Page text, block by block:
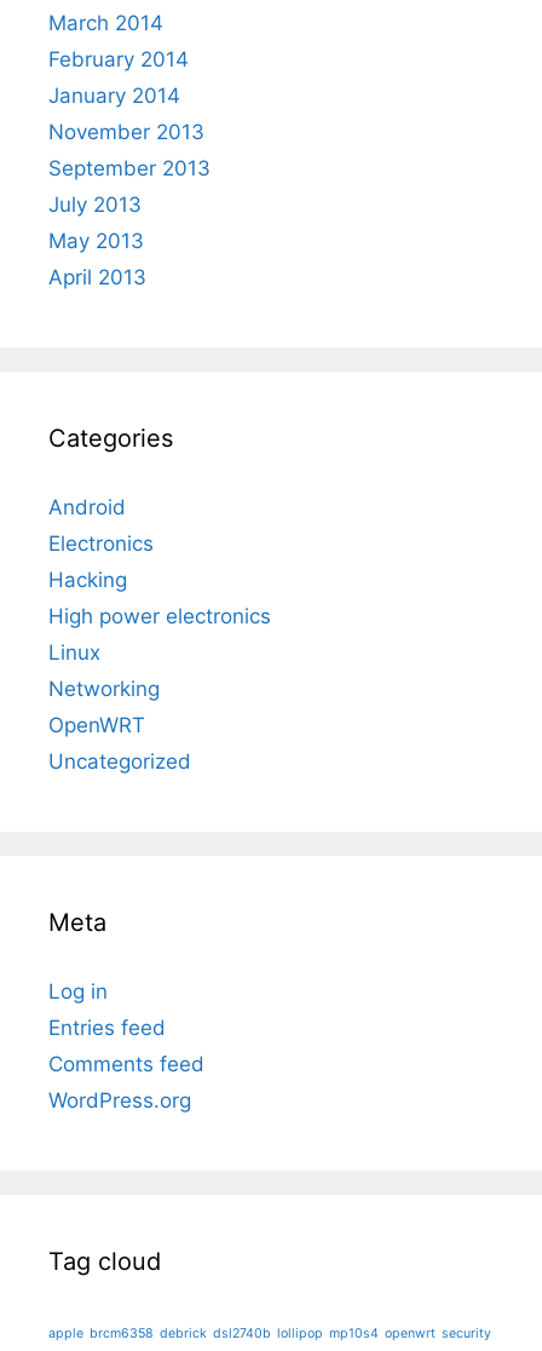
March 2014
February 2014
January 2014
November 2013
September 2013
July 2013
May 2013
April 2013
Categories
Android
Electronics
Hacking
High power electronics
Linux
Networking
OpenWRT
Uncategorized
Meta
Log in
Entries feed
Comments feed
WordPress.org
Tag cloud
apple brcm6358 debrick dsl2740b lollipop mp10s4 openwrt security